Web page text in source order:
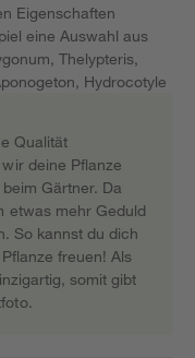
Eigenschaften
eine Auswahl aus
Thelypteris,
Hydrocotyle
Qualität
deine Pflanze
Gärtner. Da
etwas mehr Geduld
So kannst du dich
freuen! Als
somit gibt